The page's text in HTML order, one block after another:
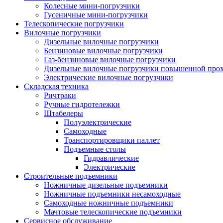
Колесные мини-погрузчики
Гусеничные мини-погрузчики
Телескопические погрузчики
Вилочные погрузчики
Дизельные вилочные погрузчики
Бензиновые вилочные погрузчики
Газ-бензиновые вилочные погрузчики
Дизельные вилочные погрузчики повышенной
Электрические вилочные погрузчики
Складская техника
Ричтраки
Ручные гидротележки
Штабелеры
Полуэлектрические
Самоходные
Транспортировщики паллет
Подъемные столы
Гидравлические
Электрические
Строительные подъемники
Ножничные дизельные подъемники
Ножничные подъемники несамоходные
Самоходные ножничные подъемники
Мачтовые телескопические подъемники
Сервисное обслуживание